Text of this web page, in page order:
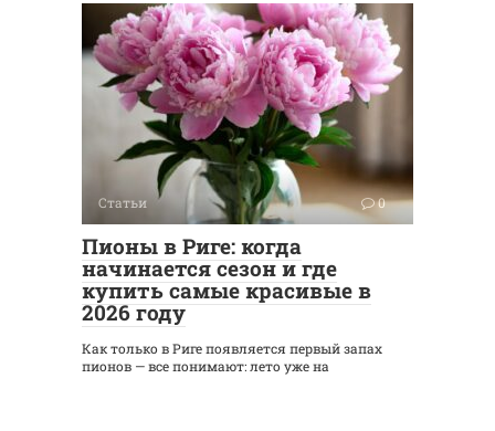
Статьи 0
Пионы в Риге: когда
начинается сезон и где
купить самые красивые в
2026 году
Как только в Риге появляется первый запах
пионов — все понимают: лето уже на